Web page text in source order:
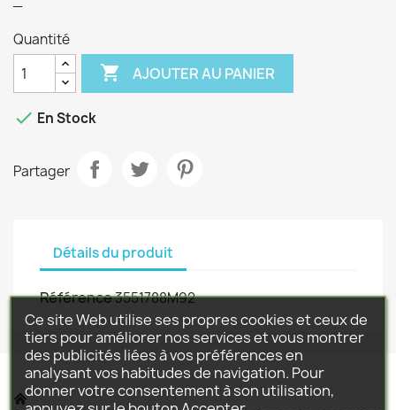
Quantité
 AJOUTER AU PANIER
 En Stock
Partager
Détails du produit
Référence3551788M92
Ce site Web utilise ses propres cookies et ceux de
tiers pour améliorer nos services et vous montrer
des publicités liées à vos préférences en
analysant vos habitudes de navigation. Pour
donner votre consentement à son utilisation,